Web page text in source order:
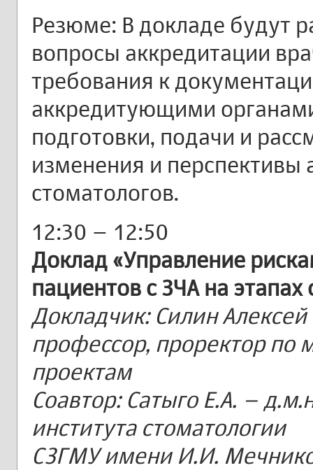
Резюме: В докладе будут
вопросы аккредитации
требования к
аккредитующими
подготовки, подачи и
изменения и перспективы
стоматологов.
12:30 – 12:50
Доклад «Управление
пациентов с ЗЧА на
Докладчик: Силин
профессор, проректор по
проектам
Соавтор: Сатыго Е.А. –
института стоматологии
СЗГМУ имени И.И.